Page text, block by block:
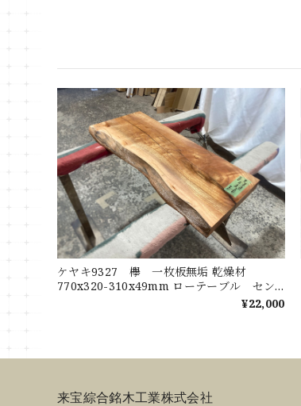
ケヤキ9327 欅 一枚板無垢 乾燥材
770x320-310x49mm ローテーブル セン
ターテーブル ダイニングテーブル カウン
¥22,000
来宝綜合銘木工業株式会社